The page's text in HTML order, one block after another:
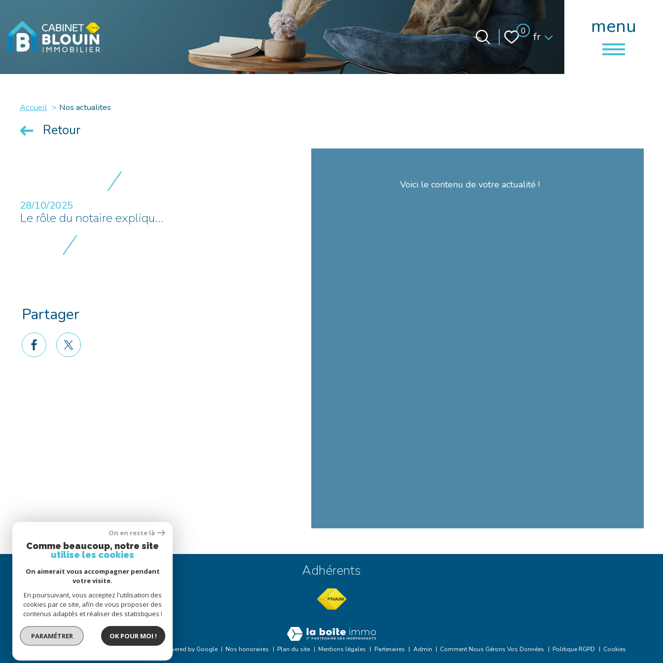
menu
0 Langue
fr
Accueil Nos actualites
Retour
28/10/2025
Le rôle du notaire expliqu...
Partager
facebooktwitter
Voici le contenu de votre actualité !
Adhérents
Traduction powered by Google Nos honoraires Plan du site Mentions légales Partenaires Admin Comment Nous Gérons Vos Données Politique RGPD Cookies
On en reste là
Comme beaucoup, notre site
utilise les cookies
On aimerait vous accompagner pendant
votre visite.
En poursuivant, vous acceptez l'utilisation des
cookies par ce site, afin de vous proposer des
contenus adaptés et réaliser des statistiques !
PARAMÉTRER OK POUR MOI !